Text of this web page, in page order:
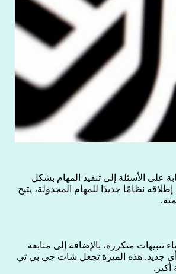
على الأسئلة إلى تنفيذ المهام بشكل
نظامًا جديدًا للمهام المجدولة، يتيح
متكررة، بالإضافة إلى متابعة
جديد. هذه الميزة تجعل شات جي بي تي